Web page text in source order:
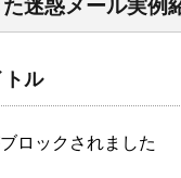
迷惑メール実例
トル
ロックされました